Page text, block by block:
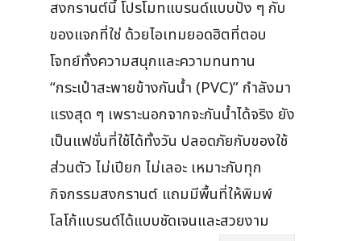
สงกรานต์นี้ โปรโมทแบรนด์แบบปัง ๆ กับ
ของแจกที่ใช่ ด้วยไอเทมยอดฮิตที่ตอบ
โจทย์ทั้งความสนุกและความทนทาน
“กระเป๋าสะพายข้างกันน้ำ (PVC)” กำลังมา
แรงสุด ๆ เพราะนอกจากจะกันน้ำได้จริง ยัง
เป็นแฟชั่นที่ใช้ได้ทั้งวัน ปลอดภัยกับของใช้
ส่วนตัว ไม่เปียก ไม่เลอะ เหมาะกับทุก
กิจกรรมสงกรานต์ แถมมีพื้นที่ให้พิมพ์
โลโก้แบรนด์ได้แบบชัดเจนและสวยงาม